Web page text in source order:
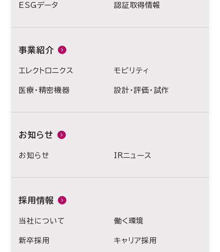
ESGデータ 認証取得情報
事業紹介
エレクトロニクス モビリティ
医療・精密機器 設計・評価・試作
お知らせ
お知らせ IRニュース
採用情報
当社について 働く環境
新卒採用 キャリア採用